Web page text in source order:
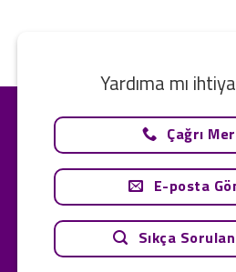
Yardıma mı
Çağrı
E-posta
Sıkça